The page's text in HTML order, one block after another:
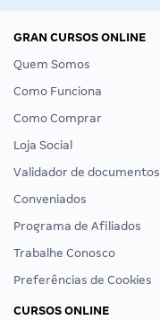
GRAN CURSOS ONLINE
Quem Somos
Como Funciona
Como Comprar
Loja Social
Validador de documentos
Conveniados
Programa de Afiliados
Trabalhe Conosco
Preferências de Cookies
CURSOS ONLINE